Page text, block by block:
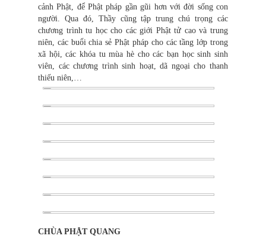
cảnh Phật, để Phật pháp gần gũi hơn với đời sống con
người. Qua đó, Thầy cũng tập trung chú trọng các
chương trình tu học cho các giới Phật tử cao và trung
niên, các buổi chia sẻ Phật pháp cho các tầng lớp trong
xã hội, các khóa tu mùa hè cho các bạn học sinh sinh
viên, các chương trình sinh hoạt, dã ngoại cho thanh
thiếu niên,…
CHÙA PHẬT QUANG